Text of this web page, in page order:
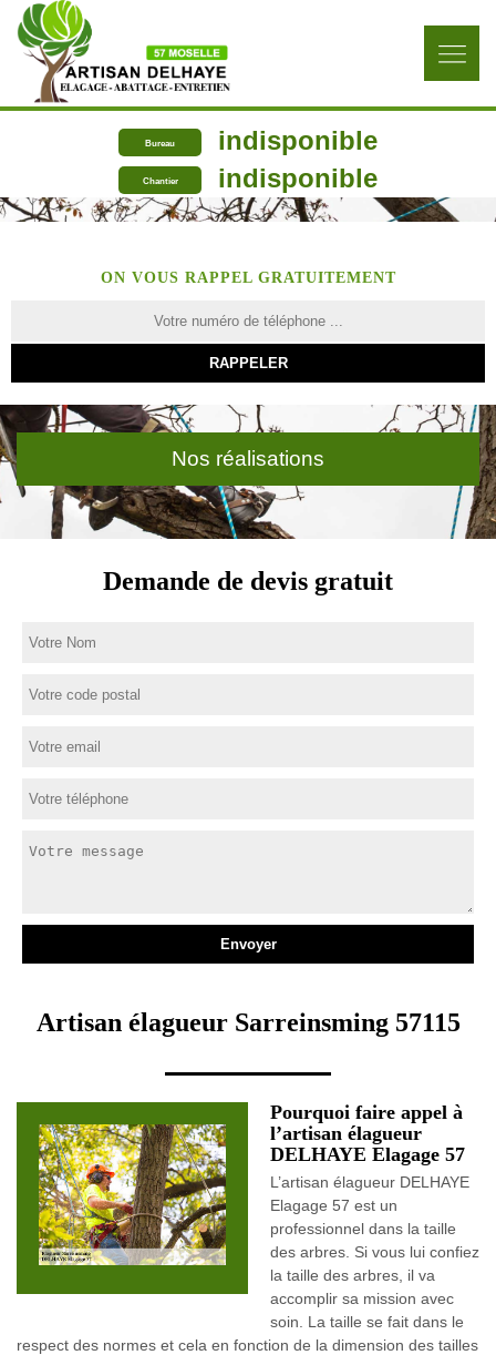
Bureau indisponible
Chantier indisponible
ON VOUS RAPPEL GRATUITEMENT
Nos réalisations
Demande de devis gratuit
Artisan élagueur Sarreinsming 57115
Pourquoi faire appel à
l’artisan élagueur
DELHAYE Elagage 57
L’artisan élagueur DELHAYE
Elagage 57 est un
professionnel dans la taille
des arbres. Si vous lui confiez
la taille des arbres, il va
accomplir sa mission avec
soin. La taille se fait dans le
respect des normes et cela en fonction de la dimension des tailles